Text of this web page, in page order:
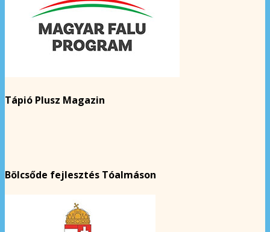
Tápió Plusz Magazin
Bölcsőde fejlesztés Tóalmáson